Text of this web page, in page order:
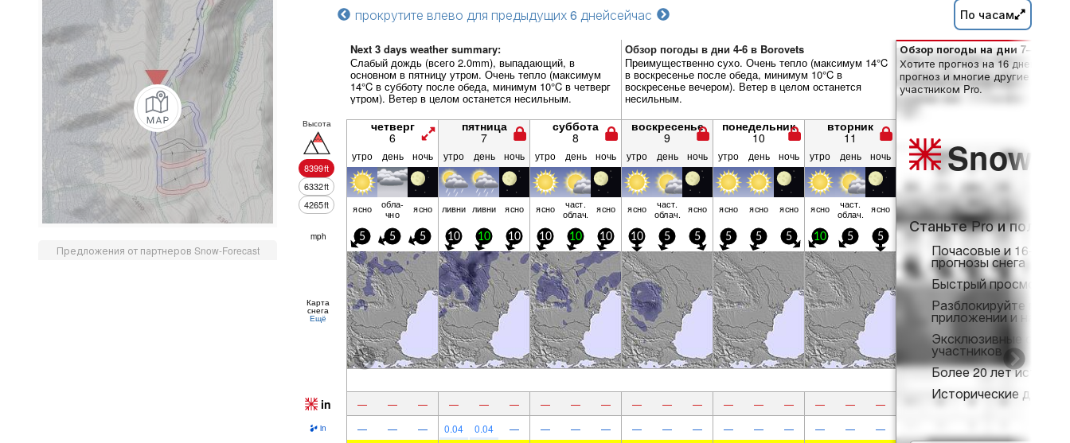
Предложения от партнеров Snow-Forecast
прокрутите влево для предыдущих 6 днейсейчас По часам
Next 3 days weather summary:
Слабый дождь (всего 2.0mm), выпадающий, в
основном в пятницу утром. Очень тепло (максимум
14°C в субботу после обеда, минимум 10°C в четверг
утром). Ветер в целом останется несильным.
Обзор погоды в дни 4-6 в Borovets
Преимущественно сухо. Очень тепло (максимум 14°C
в воскресенье после обеда, минимум 10°C в
воскресенье вечером). Ветер в целом останется
несильным.
Высота
8399ft
6332ft
4265ft
четверг
6
пятница
7
суббота
8
воскресенье
9
понедельник
10
вторник
11
утро день ночь утро день ночь утро день ночь утро день ночь утро день ночь утро день ночь
ясно обла­
чно ясно ливни ливни ясно ясно част.
облач. ясно ясно част.
облач. ясно ясно ясно ясно ясно част.
облач. ясно
mph 5 5 5 10 10 10 10 10 10 10 5 5 5 5 5 10 5 5
Карта
снега
Ещё
in — — — — — — — — — — — — — — — — — —
in — — — 0.04 0.04 — — — — — — — — — — — — —
Обзор погоды на дни 7–16:
Хотите прогноз на 16 дней?
прогноз и многие другие
участником Pro.
Snow
Станьте Pro и
Почасовые и 16-
прогнозы снега
Быстрый просмотр
Разблокируйте
приложении и на веб-
Эксклюзивные
участников
Более 20 лет истории
Исторические данные